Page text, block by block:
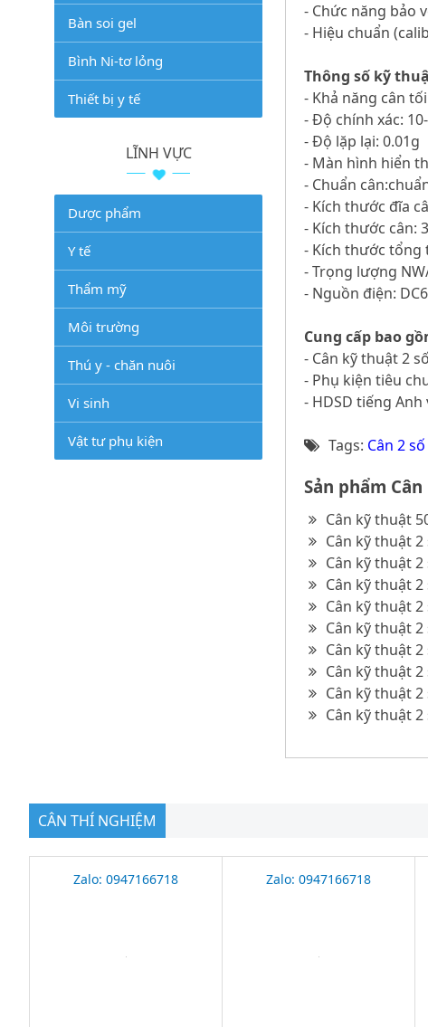
- Chức năng bảo
- Hiệu chuẩn
Thông số kỹ
- Khả năng cân
- Độ chính xác:
- Độ lặp lại: 0.01g
- Màn hình hiển
- Chuẩn
- Kích thước đĩa
- Kích thước cân:
- Kích thước tổng
- Trọng lượng
- Nguồn điện:
Cung cấp bao
- Cân kỹ thuật 2
- Phụ kiện tiêu
- HDSD tiếng
Tags: Cân 2
Sản phẩm
Cân kỹ thuật
Cân kỹ thuật
Cân kỹ thuật
Cân kỹ thuật
Cân kỹ thuật
Cân kỹ thuật
Cân kỹ thuật 2
Cân kỹ thuật 2
Cân kỹ thuật 2
Cân kỹ thuật 2
Bàn soi gel
Bình Ni-tơ lỏng
Thiết bị y tế
LĨNH VỰC
Dược phẩm
Y tế
Thẩm mỹ
Môi trường
Thú y - chăn nuôi
Vi sinh
Vật tư phụ kiện
CÂN THÍ NGHIỆM
Zalo: 0947166718 Zalo: 0947166718